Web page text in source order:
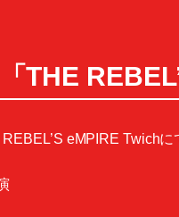
THE
eMPIRE Twichに